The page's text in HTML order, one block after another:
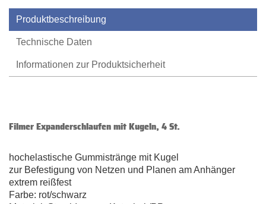
Produktbeschreibung
Technische Daten
Informationen zur Produktsicherheit
Filmer Expanderschlaufen mit Kugeln, 4 St.
hochelastische Gummistränge mit Kugel
zur Befestigung von Netzen und Planen am Anhänger
extrem reißfest
Farbe: rot/schwarz